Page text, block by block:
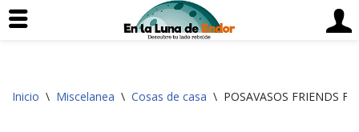
al
Inicio \ Miscelanea \ Cosas de casa \ POSAVASOS FRIENDS